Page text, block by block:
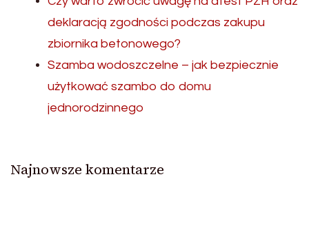
deklaracją zgodności podczas zakupu
zbiornika betonowego?
Szamba wodoszczelne – jak bezpiecznie
użytkować szambo do domu
jednorodzinnego
Najnowsze komentarze